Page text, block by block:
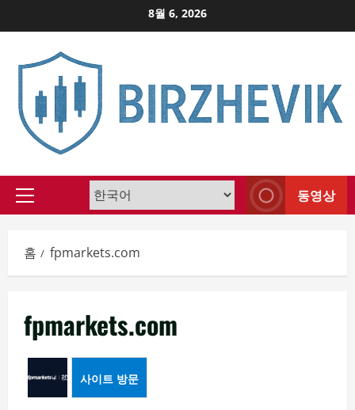
to
8월 6, 2026
Primary
동영상
홈 fpmarkets.com
fpmarkets.com
사이트 방문